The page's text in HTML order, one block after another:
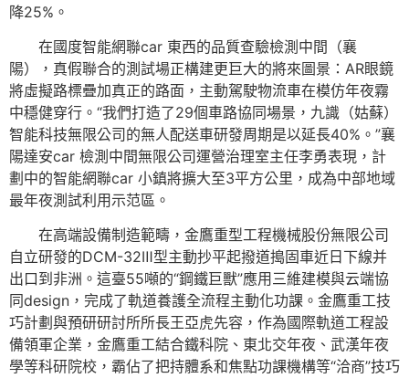
降25%。
在國度智能網聯car 東西的品質查驗檢測中間（襄
陽），真假聯合的測試場正構建更巨大的將來圖景：AR眼鏡
將虛擬路標疊加真正的路面，主動駕駛物流車在模仿年夜霧
中穩健穿行。“我們打造了29個車路協同場景，九識（姑蘇）
智能科技無限公司的無人配送車研發周期是以延長40%。”襄
陽達安car 檢測中間無限公司運營治理室主任李勇表現，計
劃中的智能網聯car 小鎮將擴大至3平方公里，成為中部地域
最年夜測試利用示范區。
在高端設備制造範疇，金鷹重型工程機械股份無限公司
自立研發的DCM-32Ⅲ型主動抄平起撥道搗固車近日下線并
出口到非洲。這臺55噸的“鋼鐵巨獸”應用三維建模與云端協
同design，完成了軌道養護全流程主動化功課。金鷹重工技
巧計劃與預研研討所所長王亞虎先容，作為國際軌道工程設
備領軍企業，金鷹重工結合鐵科院、東北交年夜、武漢年夜
學等科研院校，霸佔了把持體系和焦點功課機構等“洽商”技巧